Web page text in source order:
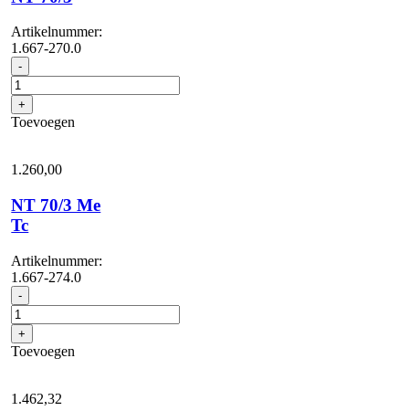
Artikelnummer:
1.667-270.0
- NT
70/3
aantal
+
Toevoegen
1.260,00
NT 70/3 Me
Tc
Artikelnummer:
1.667-274.0
- NT
70/3
Me
Tc
aantal
+
Toevoegen
1.462,32